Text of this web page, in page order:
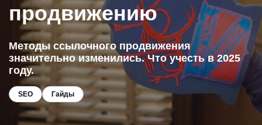
продвижению
Методы ссылочного продвижения
значительно изменились. Что учесть в 2025
году.
SEO Гайды